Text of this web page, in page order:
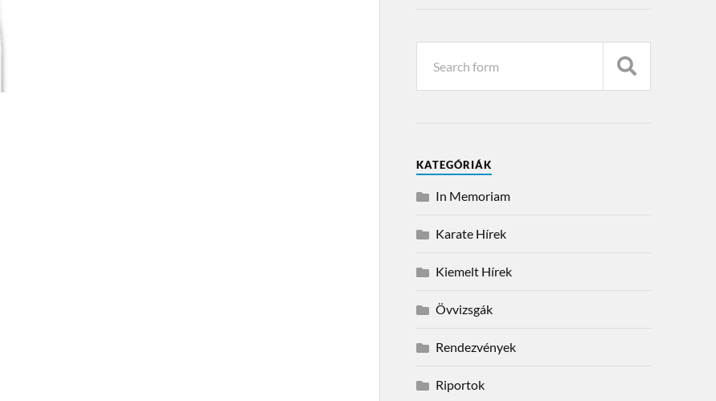
KATEGÓRIÁK
In Memoriam
Karate Hírek
Kiemelt Hírek
Övvizsgák
Rendezvények
Riportok